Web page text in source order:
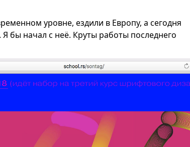
уровне, ездили в Европу, а сегодня
бы начал с неё. Круты работы последнего